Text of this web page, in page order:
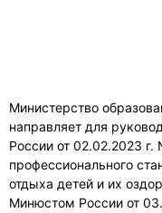
Министерство
направляет для
России от 02.02.2023
профессионального
отдыха детей и их
Минюстом России от